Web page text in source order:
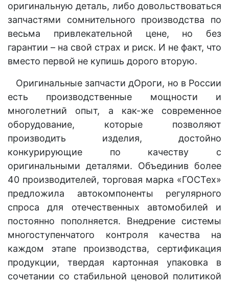
оригинальную деталь, либо довольствоваться
запчастями сомнительного производства по
весьма привлекательной цене, но без
гарантии – на свой страх и риск. И не факт, что
вместо первой не купишь дорого вторую.
Оригинальные запчасти дОроги, но в России
есть производственные мощности и
многолетний опыт, а как-же современное
оборудование, которые позволяют
производить изделия, достойно
конкурирующие по качеству с
оригинальными деталями. Объединив более
40 производителей, торговая марка «ГОСТех»
предложила автокомпоненты регулярного
спроса для отечественных автомобилей и
постоянно пополняется. Внедрение системы
многоступенчатого контроля качества на
каждом этапе производства, сертификация
продукции, твердая картонная упаковка в
сочетании со стабильной ценовой политикой